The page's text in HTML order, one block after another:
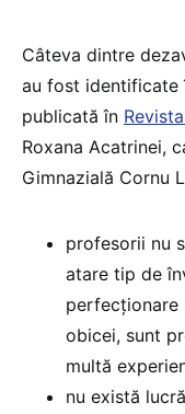
Câteva dintre
au fost identificate
publicată în
Roxana Acatrinei,
Gimnazială Cornu
profesorii nu
atare tip de
perfecţionare
obicei, sunt
multă
nu există